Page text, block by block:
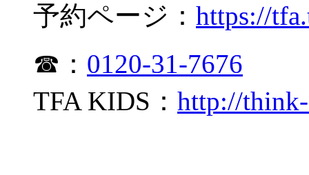
予約ページ： https://
☎： 0120-31-7676
TFA KIDS： http://